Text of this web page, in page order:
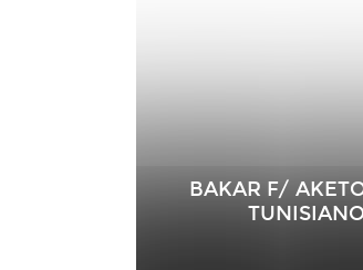
BAKAR F/